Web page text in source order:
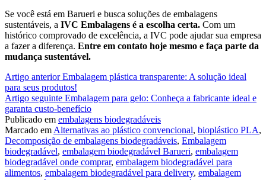
Se você está em Barueri e busca soluções de embalagens
sustentáveis, a IVC Embalagens é a escolha certa. Com um
histórico comprovado de excelência, a IVC pode ajudar sua empresa
a fazer a diferença. Entre em contato hoje mesmo e faça parte da
mudança sustentável.
Continue
lendo
Artigo anteriorEmbalagem plástica transparente: A solução ideal
para seus produtos!
Artigo seguinte Embalagem para gelo: Conheça a fabricante ideal e
garanta custo-benefício
Publicado em embalagens biodegradáveis
Marcado em Alternativas ao plástico convencional, bioplástico PLA,
Decomposição de embalagens biodegradáveis, Embalagem
biodegradável, embalagem biodegradável Barueri, embalagem
biodegradável onde comprar, embalagem biodegradável para
alimentos, embalagem biodegradável para delivery, embalagem